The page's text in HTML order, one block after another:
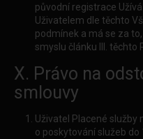
původní registrace
Uživatelem dle těchto
podmínek a má se za
smyslu článku III. těchto
X. Právo na
smlouvy
Uživatel Placené
o poskytování služeb